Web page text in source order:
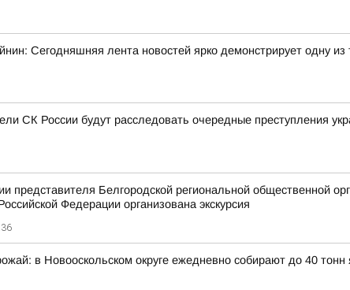
Сегодняшняя лента новостей ярко демонстрирует одну из
СК России будут расследовать очередные преступления
представителя Белгородской региональной общественной
Федерации организована экскурсия
в Новооскольском округе ежедневно собирают до 40 тонн